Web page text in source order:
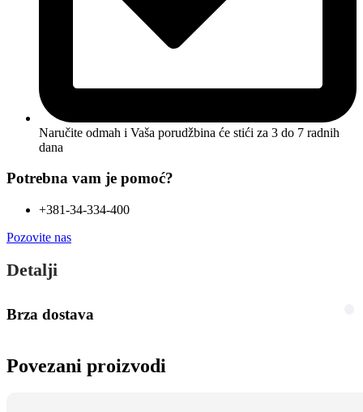
Naručite odmah i Vaša porudžbina će stići za 3 do 7 radnih
dana
Potrebna vam je pomoć?
+381-34-334-400
Pozovite nas
Detalji
Brza dostava
Povezani proizvodi